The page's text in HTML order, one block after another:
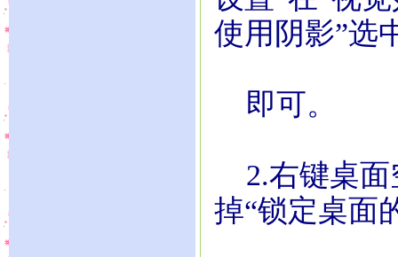
使用阴影”选
即可。
2.右键桌面
掉“锁定桌面